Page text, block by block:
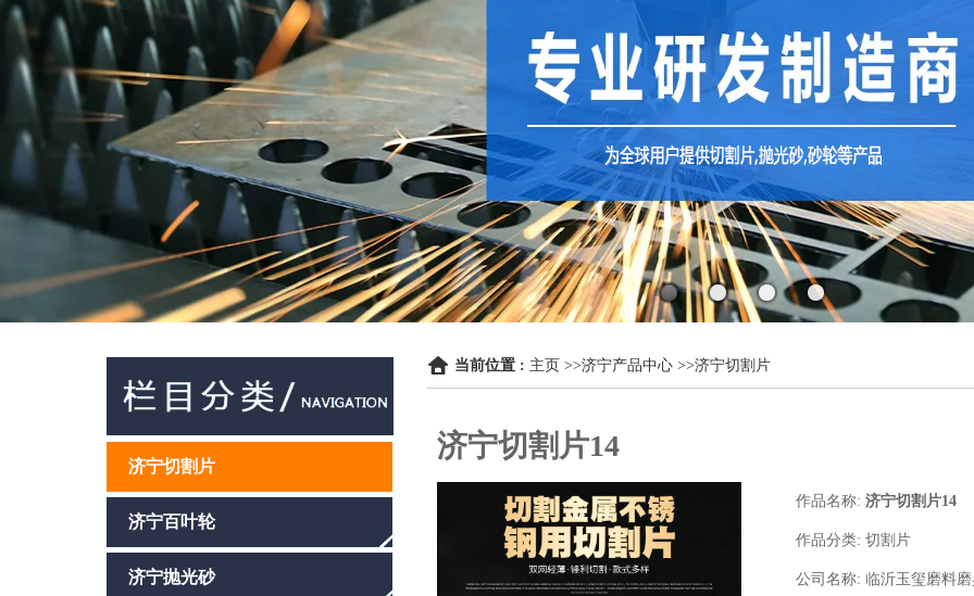
济宁切割片
济宁百叶轮
济宁抛光砂
当前位置 : 主页 >>济宁产品中心 >>济宁切割片
济宁切割片14
作品名称: 济宁切割片14
作品分类: 切割片
公司名称: 临沂玉玺磨料